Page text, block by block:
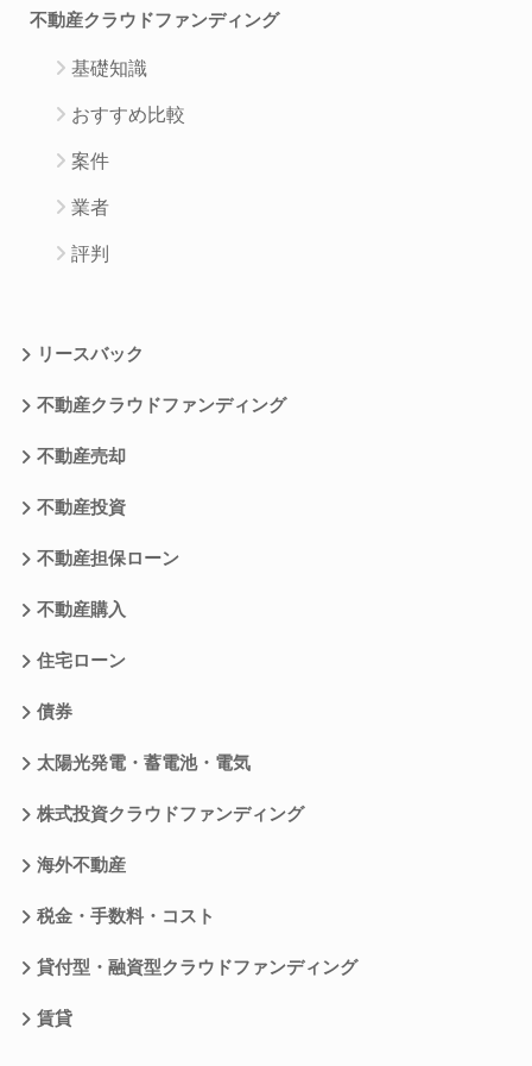
不動産クラウドファンディング
基礎知識
おすすめ比較
案件
業者
評判
リースバック
不動産クラウドファンディング
不動産売却
不動産投資
不動産担保ローン
不動産購入
住宅ローン
債券
太陽光発電・蓄電池・電気
株式投資クラウドファンディング
海外不動産
税金・手数料・コスト
貸付型・融資型クラウドファンディング
賃貸